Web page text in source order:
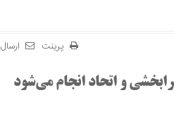
ارسال پرینت
و اتحاد انجام می‌شود